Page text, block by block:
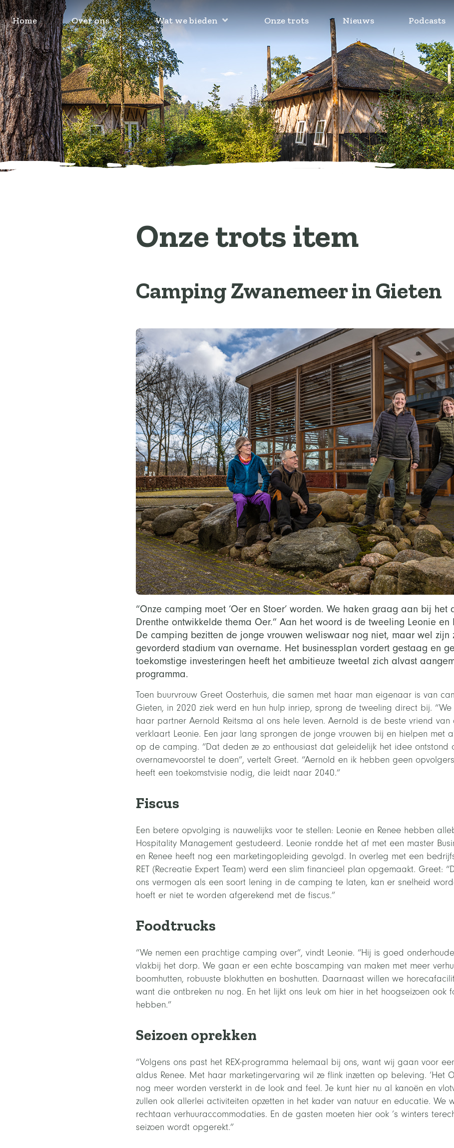
Home Over ons Wat we bieden Onze trots Nieuws Podcasts
Onze trots item
Camping Zwanemeer in Gieten
“Onze camping moet ‘Oer en Stoer’ worden. We haken graag aan bij het
Drenthe ontwikkelde thema Oer.” Aan het woord is de tweeling Leonie en
De camping bezitten de jonge vrouwen weliswaar nog niet, maar wel zijn
gevorderd stadium van overname. Het businessplan vordert gestaag en
toekomstige investeringen heeft het ambitieuze tweetal zich alvast
programma.
Toen buurvrouw Greet Oosterhuis, die samen met haar man eigenaar is van
Gieten, in 2020 ziek werd en hun hulp inriep, sprong de tweeling direct bij. “We
haar partner Aernold Reitsma al ons hele leven. Aernold is de beste vriend van
verklaart Leonie. Een jaar lang sprongen de jonge vrouwen bij en hielpen met
op de camping. “Dat deden ze zo enthousiast dat geleidelijk het idee ontstond
overnamevoorstel te doen”, vertelt Greet. “Aernold en ik hebben geen
heeft een toekomstvisie nodig, die leidt naar 2040.”
Fiscus
Een betere opvolging is nauwelijks voor te stellen: Leonie en Renee hebben
Hospitality Management gestudeerd. Leonie rondde het af met een master
en Renee heeft nog een marketingopleiding gevolgd. In overleg met een
RET (Recreatie Expert Team) werd een slim financieel plan opgemaakt. Greet:
ons vermogen als een soort lening in de camping te laten, kan er snelheid
hoeft er niet te worden afgerekend met de fiscus.”
Foodtrucks
“We nemen een prachtige camping over”, vindt Leonie. “Hij is goed
vlakbij het dorp. We gaan er een echte boscamping van maken met meer
boomhutten, robuuste blokhutten en boshutten. Daarnaast willen we
want die ontbreken nu nog. En het lijkt ons leuk om hier in het hoogseizoen ook
hebben.”
Seizoen oprekken
“Volgens ons past het REX-programma helemaal bij ons, want wij gaan voor
aldus Renee. Met haar marketingervaring wil ze flink inzetten op beleving. ‘Het
nog meer worden versterkt in de look and feel. Je kunt hier nu al kanoën en
zullen ook allerlei activiteiten opzetten in het kader van natuur en educatie. We
rechtaan verhuuraccommodaties. En de gasten moeten hier ook ’s winters
seizoen wordt opgerekt.”